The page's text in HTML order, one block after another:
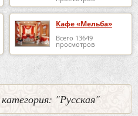
Кафе «Мельба»
Всего 13649
просмотров
"Русская"